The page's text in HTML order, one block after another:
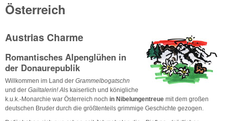
Österreich
Austrias Charme
Romantisches Alpenglühen in
der Donaurepublik
Willkommen im Land der Grammelbogatschn
und der Gailtalerin!A ls kaiserlich und königliche
k.u.k.-Monarchie war Österreich noch in Nibelungentreue mit dem großen
deutschen Bruder durch die größtenteils grimmige Geschichte gezogen.